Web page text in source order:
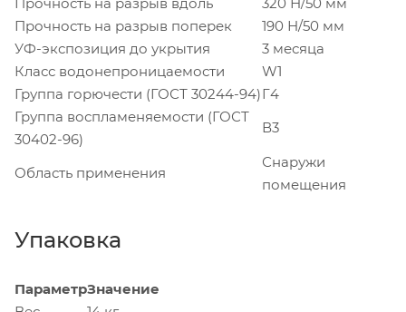
Прочность на разрыв поперек
190 Н/50 мм
УФ-экспозиция до укрытия
3 месяца
Класс водонепроницаемости
W1
Группа горючести (ГОСТ 30244-94)Г4
Группа воспламеняемости (ГОСТ
30402-96)
В3
Область применения
Снаружи
помещения
Упаковка
ПараметрЗначение